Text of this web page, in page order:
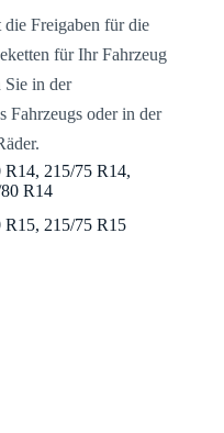
die Freigaben für die
für Ihr Fahrzeug
Sie in der
Fahrzeugs oder in der
R14, 215/75 R14,
R14
R15, 215/75 R15